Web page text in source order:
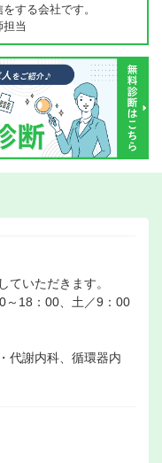
する会社です。
当
ていただきます。
～18：00、土／9：00
代謝内科、循環器内